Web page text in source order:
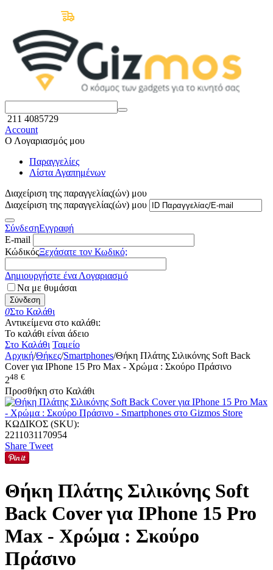
211 4085729
Account
Ο Λογαριασμός μου
Παραγγελίες
Λίστα Αγαπημένων
Διαχείριση της παραγγελίας(ών) μου
Διαχείριση της παραγγελίας(ών) μου
ΣύνδεσηΕγγραφή
E-mail
ΚώδικόςΞεχάσατε τον Κωδικό;
Δημιουργήστε ένα Λογαριασμό
Να με θυμάσαι
Σύνδεση
0Στο Καλάθι
Αντικείμενα στο καλάθι:
Το καλάθι είναι άδειο
Στο Καλάθι Ταμείο
Αρχική/Θήκες/Smartphones/Θήκη Πλάτης Σιλικόνης Soft Back
Cover για IPhone 15 Pro Max - Χρώμα : Σκούρο Πράσινο
248 €
Προσθήκη στο Καλάθι
ΚΩΔΙΚΟΣ (SKU):
2211031170954
Share Tweet
Θήκη Πλάτης Σιλικόνης Soft
Back Cover για IPhone 15 Pro
Max - Χρώμα : Σκούρο
Πράσινο